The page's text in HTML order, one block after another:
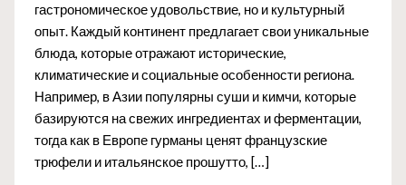
гастрономическое удовольствие, но и культурный
опыт. Каждый континент предлагает свои уникальные
блюда, которые отражают исторические,
климатические и социальные особенности региона.
Например, в Азии популярны суши и кимчи, которые
базируются на свежих ингредиентах и ферментации,
тогда как в Европе гурманы ценят французские
трюфели и итальянское прошутто, […]